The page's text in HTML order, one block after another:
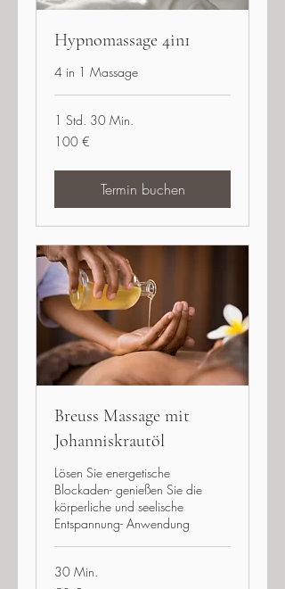
Hypnomassage 4in1
4 in 1 Massage
1 Std. 30 Min.
100
Euro
100 €
Termin buchen
Breuss Massage mit
Johanniskrautöl
Lösen Sie energetische
Blockaden- genießen Sie die
körperliche und seelische
Entspannung- Anwendung
30 Min.